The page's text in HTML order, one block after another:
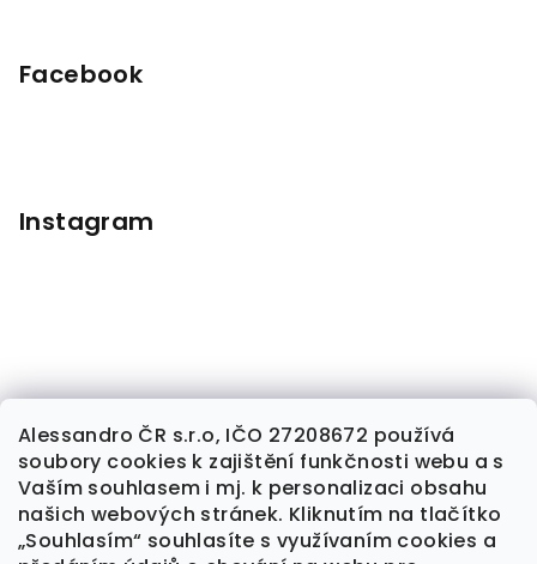
Alessandro ČR s.r.o, IČO 27208672 používá
soubory cookies k zajištění funkčnosti webu a s
Vaším souhlasem i mj. k personalizaci obsahu
našich webových stránek. Kliknutím na tlačítko
„Souhlasím“ souhlasíte s využívaním cookies a
Facebook
Instagram
Sledovat na Instagramu